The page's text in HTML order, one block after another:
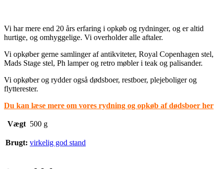
Vi har mere end 20 års erfaring i opkøb og rydninger, og er altid
hurtige, og omhyggelige. Vi overholder alle aftaler.
Vi opkøber gerne samlinger af antikviteter, Royal Copenhagen stel,
Mads Stage stel, Ph lamper og retro møbler i teak og palisander.
Vi opkøber og rydder også dødsboer, restboer, plejeboliger og
flytterester.
Du kan læse mere om vores rydning og opkøb af dødsboer her
Vægt 500 g
Brugt: virkelig god stand